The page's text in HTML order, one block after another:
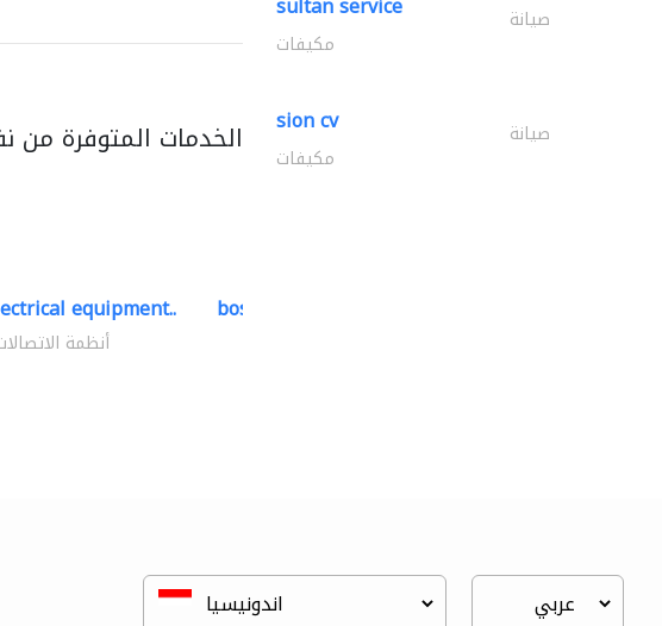
الخدمات المتوفرة
equipment..
أنظمة
bosch security systems..
صيانة
مكيفات
sion cv صيانة
مكيفات